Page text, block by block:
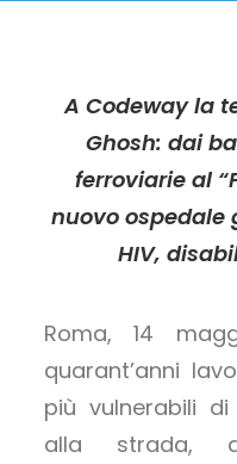
A Codeway la
Ghosh: dai
ferroviarie al
nuovo ospedale
HIV,
Roma, 14
quarant’anni
più vulnerabili
alla strada,